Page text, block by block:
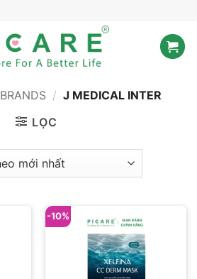
BRANDS / J MEDICAL INTER
LỌC
-10%